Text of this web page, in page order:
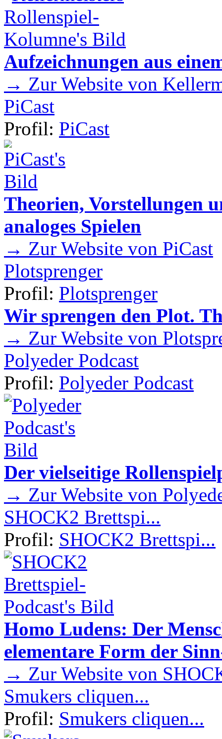
Aufzeichnungen aus
→ Zur Website von
PiCast
Profil: PiCast
Theorien, Vorstellungen
analoges Spielen
→ Zur Website von PiCast
Plotsprenger
Profil: Plotsprenger
Wir sprengen den Plot.
→ Zur Website von
Polyeder Podcast
Profil: Polyeder Podcast
Der vielseitige
→ Zur Website von
SHOCK2 Brettspi...
Profil: SHOCK2 Brettspi...
Homo Ludens: Der
elementare Form der
→ Zur Website von
Smukers cliquen...
Profil: Smukers cliquen...